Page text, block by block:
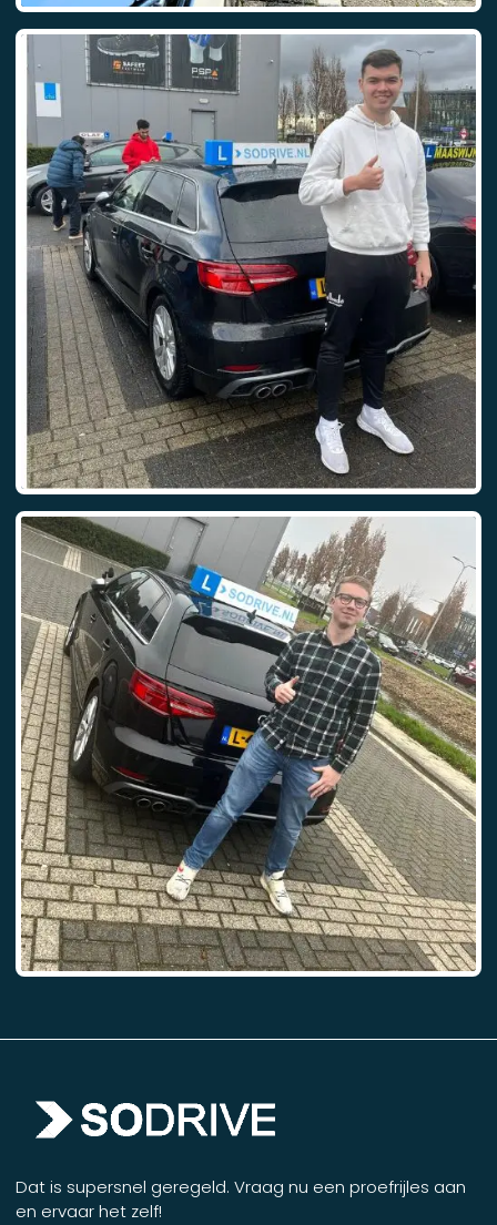
Dat is supersnel geregeld. Vraag nu een proefrijles aan
en ervaar het zelf!